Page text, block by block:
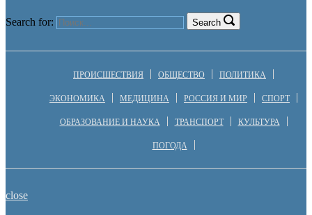
Search for: Search
ПРОИСШЕСТВИЯ ОБЩЕСТВО ПОЛИТИКА
ЭКОНОМИКА МЕДИЦИНА РОССИЯ И МИР СПОРТ
ОБРАЗОВАНИЕ И НАУКА ТРАНСПОРТ КУЛЬТУРА
ПОГОДА
close